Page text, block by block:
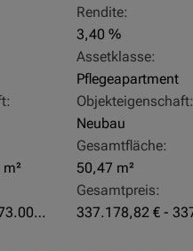
210.120,00 € - 273.003,24 €
Rendite:
3,40 %
Assetklasse:
Pflegeapartment
Objekteigenschaft:
Neubau
Gesamtfläche:
50,47 m²
Gesamtpreis: